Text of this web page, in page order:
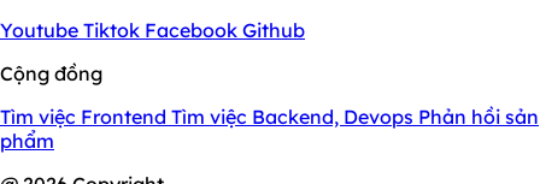
Youtube Tiktok Facebook Github
Cộng đồng
Tìm việc Frontend Tìm việc Backend, Devops Phản hồi sản
phẩm